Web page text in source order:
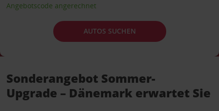
Angebotscode angerechnet
AUTOS SUCHEN
Sonderangebot Sommer-
Upgrade – Dänemark erwartet Sie